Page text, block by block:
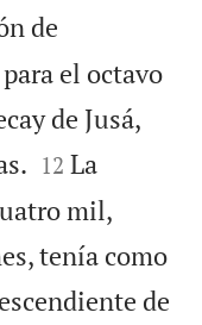
de
el octavo
de Jusá,


12 La
mil,
tenía como
de